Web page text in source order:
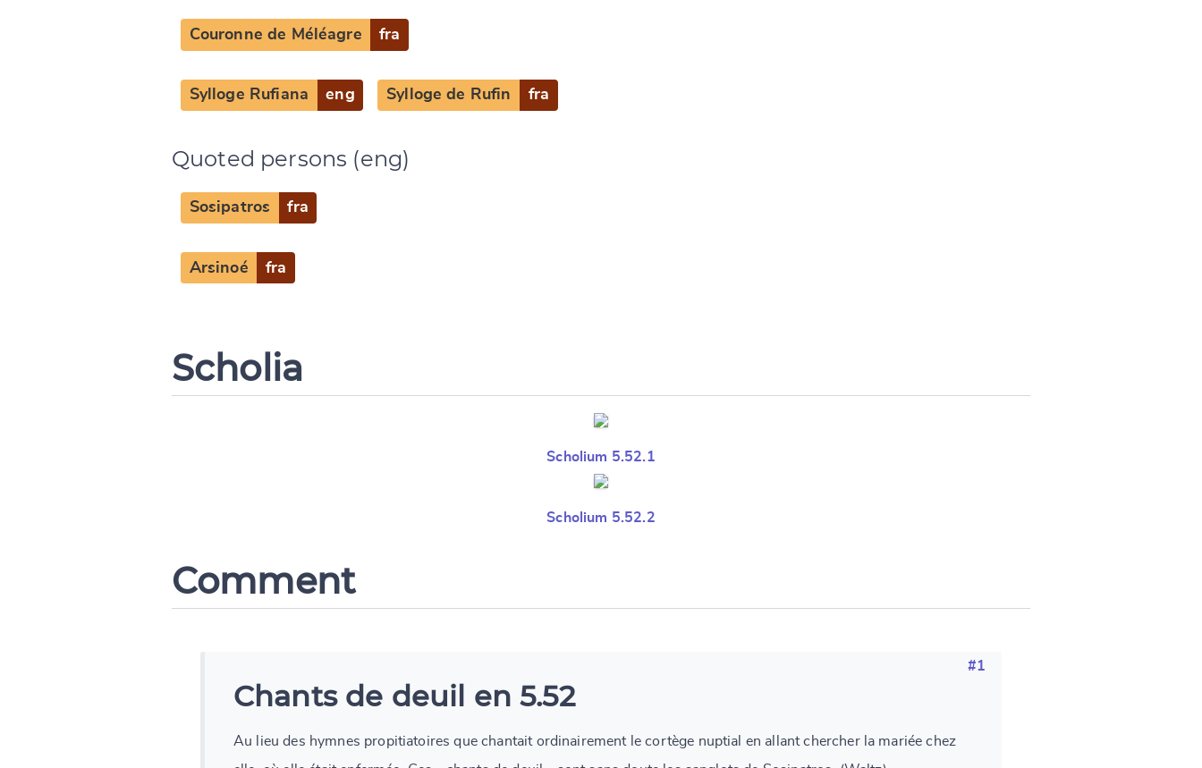
Couronne de Méléagre fra
Sylloge Rufiana eng Sylloge de Rufin fra
Quoted persons (eng)
Sosipatros fra
Arsinoé fra
Scholia
Scholium 5.52.1
Scholium 5.52.2
Comment
#1
Chants de deuil en 5.52
Au lieu des hymnes propitiatoires que chantait ordinairement le cortège nuptial en allant chercher la mariée chez